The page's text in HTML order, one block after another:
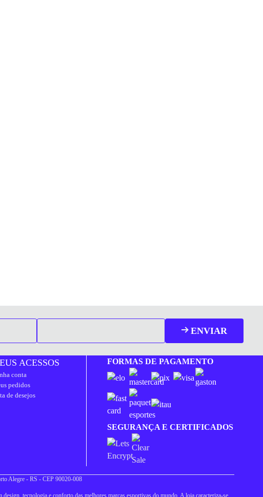
ENVIAR
ACESSOS
conta
pedidos
de desejos
FORMAS DE PAGAMENTO
SEGURANÇA E CERTIFICADOS
Alegre - RS - CEP 90020-008
tecnologia e conforto das melhores marcas esportivas do mundo. A loja caracteriza-se